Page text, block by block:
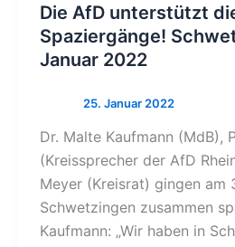
Die AfD unterstützt
Spaziergänge!
Januar 2022
Dr. Malte Kaufmann (MdB),
(Kreissprecher der AfD
Meyer (Kreisrat) gingen am
Schwetzingen zusammen
Kaufmann: „Wir haben in